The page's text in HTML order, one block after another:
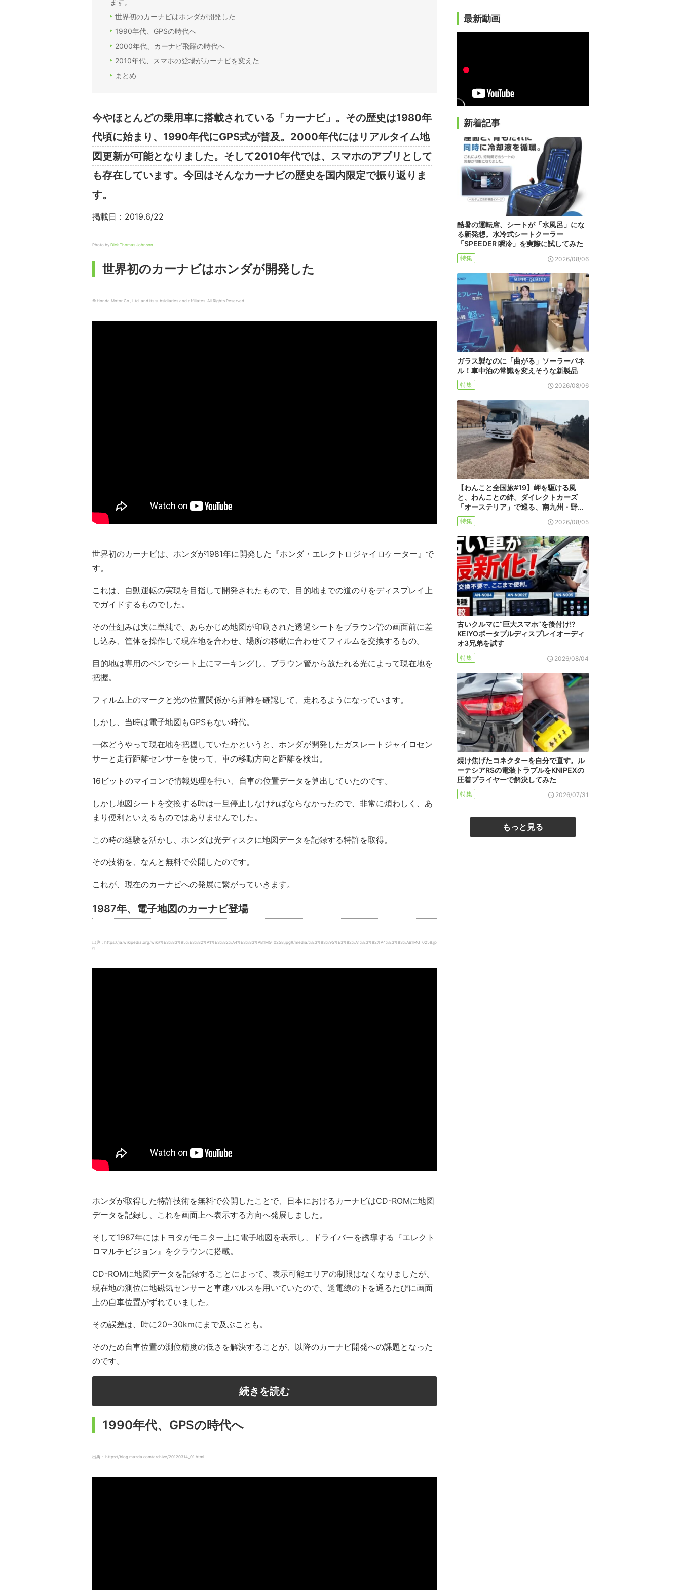
ます。
世界初のカーナビはホンダが開発した
1990年代、GPSの時代へ
2000年代、カーナビ飛躍の時代へ
2010年代、スマホの登場がカーナビを変えた
まとめ
今やほとんどの乗用車に搭載されている「カーナビ」。その歴史は1980年
代頃に始まり、1990年代にGPS式が普及。2000年代にはリアルタイム地
図更新が可能となりました。そして2010年代では、スマホのアプリとして
も存在しています。今回はそんなカーナビの歴史を国内限定で振り返りま
す。
掲載日：2019.6/22
Photo by Dick Thomas Johnson
世界初のカーナビはホンダが開発した
© Honda Motor Co., Ltd. and its subsidiaries and affiliates. All Rights Reserved.
世界初のカーナビは、ホンダが1981年に開発した『ホンダ・エレクトロジャイロケーター』で
す。
これは、自動運転の実現を目指して開発されたもので、目的地までの道のりをディスプレイ上
でガイドするものでした。
その仕組みは実に単純で、あらかじめ地図が印刷された透過シートをブラウン管の画面前に差
し込み、筐体を操作して現在地を合わせ、場所の移動に合わせてフィルムを交換するもの。
目的地は専用のペンでシート上にマーキングし、ブラウン管から放たれる光によって現在地を
把握。
フィルム上のマークと光の位置関係から距離を確認して、走れるようになっています。
しかし、当時は電子地図もGPSもない時代。
一体どうやって現在地を把握していたかというと、ホンダが開発したガスレートジャイロセン
サーと走行距離センサーを使って、車の移動方向と距離を検出。
16ビットのマイコンで情報処理を行い、自車の位置データを算出していたのです。
しかし地図シートを交換する時は一旦停止しなければならなかったので、非常に煩わしく、あ
まり便利といえるものではありませんでした。
この時の経験を活かし、ホンダは光ディスクに地図データを記録する特許を取得。
その技術を、なんと無料で公開したのです。
これが、現在のカーナビへの発展に繋がっていきます。
1987年、電子地図のカーナビ登場
出典：https://ja.wikipedia.org/wiki/%E3%83%95%E3%82%A1%E3%82%A4%E3%83%AB:IMG_0258.jpg#/media/%E3%83%95%E3%82%A1%E3%82%A4%E3%83%AB:IMG_0258.jp
g
ホンダが取得した特許技術を無料で公開したことで、日本におけるカーナビはCD-ROMに地図
データを記録し、これを画面上へ表示する方向へ発展しました。
そして1987年にはトヨタがモニター上に電子地図を表示し、ドライバーを誘導する『エレクト
ロマルチビジョン』をクラウンに搭載。
CD-ROMに地図データを記録することによって、表示可能エリアの制限はなくなりましたが、
現在地の測位に地磁気センサーと車速パルスを用いていたので、送電線の下を通るたびに画面
上の自車位置がずれていました。
その誤差は、時に20~30kmにまで及ぶことも。
そのため自車位置の測位精度の低さを解決することが、以降のカーナビ開発への課題となった
のです。
続きを読む
1990年代、GPSの時代へ
出典： https://blog.mazda.com/archive/20120314_01.html
最新動画
新着記事
酷暑の運転席、シートが「水風呂」にな
る新発想。水冷式シートクーラー
「SPEEDER 瞬冷」を実際に試してみた
特集 2026/08/06
ガラス製なのに「曲がる」ソーラーパネ
ル！車中泊の常識を変えそうな新製品
特集 2026/08/06
【わんこと全国旅#19】岬を駆ける風
と、わんことの絆。ダイレクトカーズ
「オーステリア」で巡る、南九州・野…
特集 2026/08/05
古いクルマに“巨大スマホ”を後付け!?
KEIYOポータブルディスプレイオーディ
オ3兄弟を試す
特集 2026/08/04
焼け焦げたコネクターを自分で直す。ル
ーテシアRSの電装トラブルをKNIPEXの
圧着プライヤーで解決してみた
特集 2026/07/31
もっと見る